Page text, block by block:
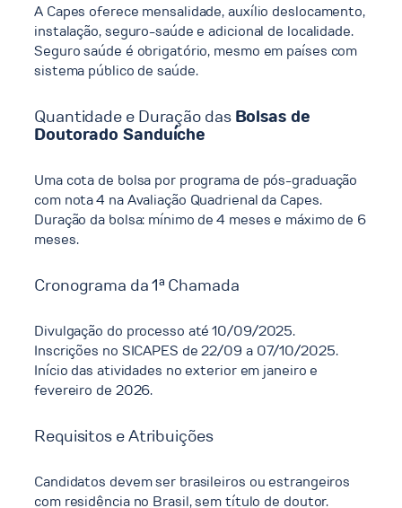
A Capes oferece mensalidade, auxílio deslocamento,
instalação, seguro-saúde e adicional de localidade. ​
Seguro saúde é obrigatório, mesmo em países com
sistema público de saúde. ​
Quantidade e Duração dasBolsas de
Doutorado Sanduíche
Uma cota de bolsa por programa de pós-graduação
com nota 4 na Avaliação Quadrienal da Capes. ​
Duração da bolsa: mínimo de 4 meses e máximo de 6
meses. ​
Cronograma da 1ª Chamada
Divulgação do processo até 10/09/2025. ​
Inscrições no SICAPES de 22/09 a 07/10/2025. ​
Início das atividades no exterior em janeiro e
fevereiro de 2026. ​
Requisitos e Atribuições
Candidatos devem ser brasileiros ou estrangeiros
com residência no Brasil, sem título de doutor. ​